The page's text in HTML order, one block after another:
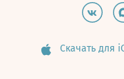
Скачать для